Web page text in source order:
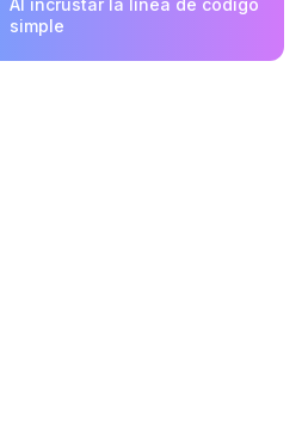
Al incrustar la línea de código
simple